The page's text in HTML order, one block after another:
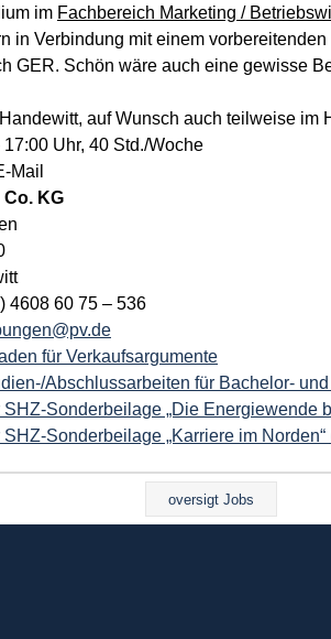
im Fachbereich Marketing /
in Verbindung mit einem
GER. Schön wäre auch eine gewisse
auf Wunsch auch teilweise im
17:00 Uhr, 40 Std./Woche
Mail
Co. KG
4608 60 75 – 536
für Verkaufsargumente
Abschlussarbeiten für Bachelor-
SHZ-Sonderbeilage „Die Energiewende
Sonderbeilage „Karriere im Norden“
oversigt Jobs